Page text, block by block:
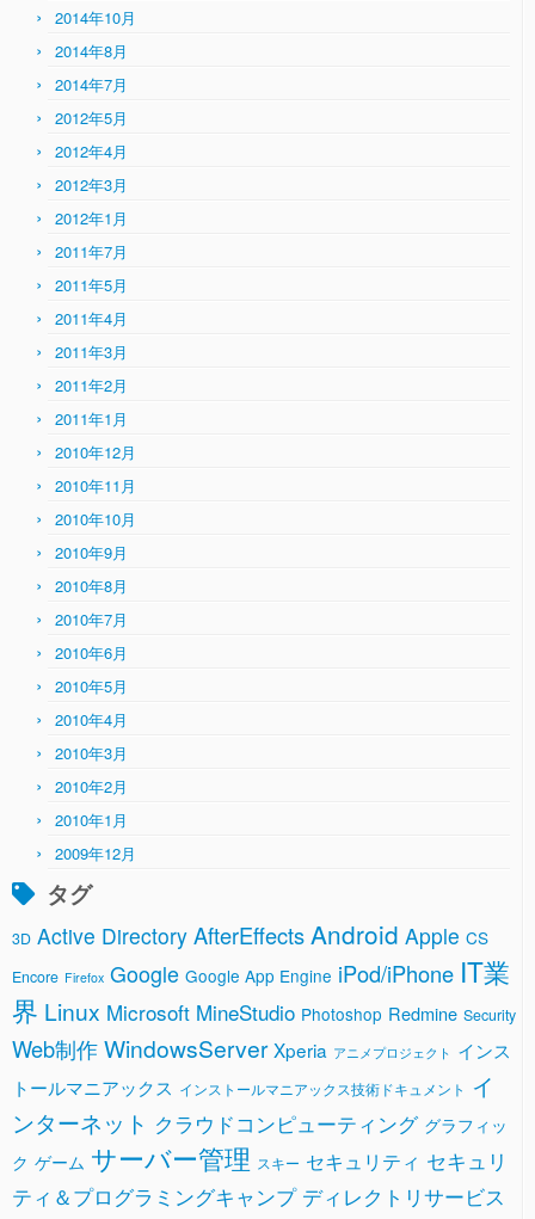
2014年10月
2014年8月
2014年7月
2012年5月
2012年4月
2012年3月
2012年1月
2011年7月
2011年5月
2011年4月
2011年3月
2011年2月
2011年1月
2010年12月
2010年11月
2010年10月
2010年9月
2010年8月
2010年7月
2010年6月
2010年5月
2010年4月
2010年3月
2010年2月
2010年1月
2009年12月
タグ
3D Active Directory AfterEffectsAndroid Apple CS
Encore Firefox Google Google App Engine iPod/iPhone IT業
界 Linux Microsoft MineStudio Photoshop Redmine Security
Web制作WindowsServer Xperia アニメプロジェクト インス
トールマニアックス インストールマニアックス技術ドキュメント イ
ンターネット クラウドコンピューティング グラフィッ
ク ゲーム サーバー管理 スキー セキュリティ セキュリ
ティ＆プログラミングキャンプ ディレクトリサービス